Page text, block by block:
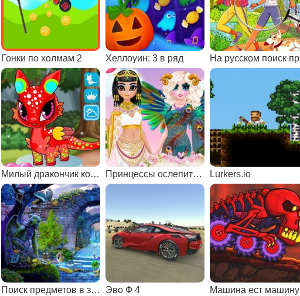
Гонки по холмам 2 Хеллоуин: 3 в ряд
Милый дракончик конструктор Принцессы ослепительные богини Lurkers.io
Поиск предметов в замке Эво Ф 4